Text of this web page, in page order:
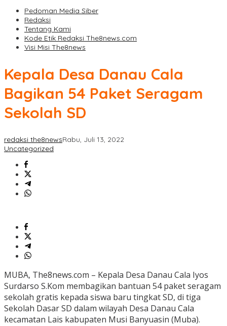
Pedoman Media Siber
Redaksi
Tentang Kami
Kode Etik Redaksi The8news.com
Visi Misi The8news
Kepala Desa Danau Cala
Bagikan 54 Paket Seragam
Sekolah SD
redaksi the8newsRabu, Juli 13, 2022
Uncategorized
MUBA, The8news.com – Kepala Desa Danau Cala Iyos
Surdarso S.Kom membagikan bantuan 54 paket seragam
sekolah gratis kepada siswa baru tingkat SD, di tiga
Sekolah Dasar SD dalam wilayah Desa Danau Cala
kecamatan Lais kabupaten Musi Banyuasin (Muba).